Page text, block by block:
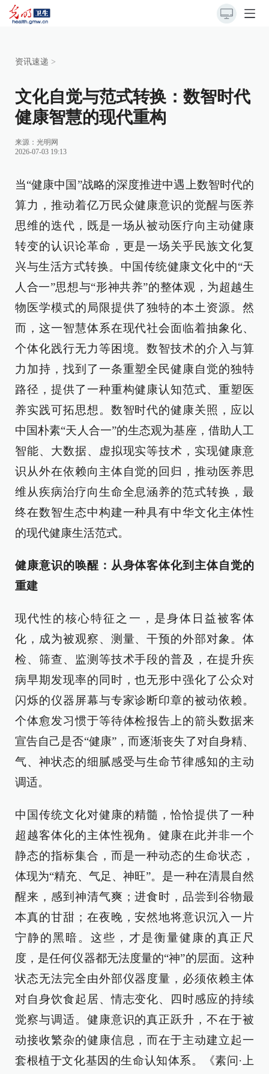
资讯速递 >
文化自觉与范式转换：数智时代
健康智慧的现代重构
来源： 光明网
2026-07-03 19:13
当“健康中国”战略的深度推进中遇上数智时代的
算力，推动着亿万民众健康意识的觉醒与医养
思维的迭代，既是一场从被动医疗向主动健康
转变的认识论革命，更是一场关乎民族文化复
兴与生活方式转换。中国传统健康文化中的“天
人合一”思想与“形神共养”的整体观，为超越生
物医学模式的局限提供了独特的本土资源。然
而，这一智慧体系在现代社会面临着抽象化、
个体化践行无力等困境。数智技术的介入与算
力加持，找到了一条重塑全民健康自觉的独特
路径，提供了一种重构健康认知范式、重塑医
养实践可拓思想。数智时代的健康关照，应以
中国朴素“天人合一”的生态观为基座，借助人工
智能、大数据、虚拟现实等技术，实现健康意
识从外在依赖向主体自觉的回归，推动医养思
维从疾病治疗向生命全息涵养的范式转换，最
终在数智生态中构建一种具有中华文化主体性
的现代健康生活范式。
健康意识的唤醒：从身体客体化到主体自觉的
重建
现代性的核心特征之一，是身体日益被客体
化，成为被观察、测量、干预的外部对象。体
检、筛查、监测等技术手段的普及，在提升疾
病早期发现率的同时，也无形中强化了公众对
闪烁的仪器屏幕与专家诊断印章的被动依赖。
个体愈发习惯于等待体检报告上的箭头数据来
宣告自己是否“健康”，而逐渐丧失了对自身精、
气、神状态的细腻感受与生命节律感知的主动
调适。
中国传统文化对健康的精髓，恰恰提供了一种
超越客体化的主体性视角。健康在此并非一个
静态的指标集合，而是一种动态的生命状态，
体现为“精充、气足、神旺”。是一种在清晨自然
醒来，感到神清气爽；进食时，品尝到谷物最
本真的甘甜；在夜晚，安然地将意识沉入一片
宁静的黑暗。这些，才是衡量健康的真正尺
度，是任何仪器都无法度量的“神”的层面。这种
状态无法完全由外部仪器度量，必须依赖主体
对自身饮食起居、情志变化、四时感应的持续
觉察与调适。健康意识的真正跃升，不在于被
动接收繁杂的健康信息，而在于主动建立起一
套根植于文化基因的生命认知体系。《素问·上